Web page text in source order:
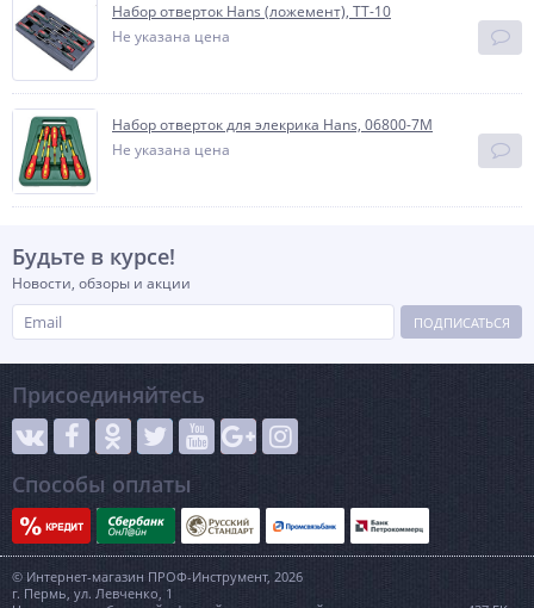
Набор отверток Hans (ложемент), TT-10
Не указана цена
Набор отверток для элекрика Hans, 06800-7M
Не указана цена
Будьте в курсе!
Новости, обзоры и акции
ПОДПИСАТЬСЯ
Присоединяйтесь
Способы оплаты
© Интернет-магазин ПРОФ-Инструмент, 2026
г. Пермь, ул. Левченко, 1